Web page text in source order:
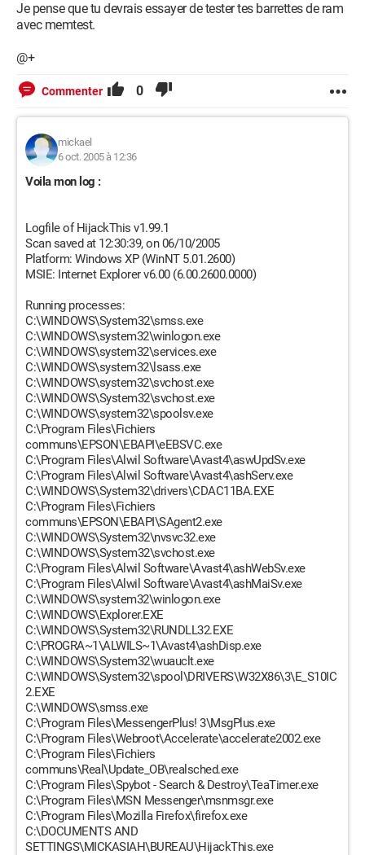
Je pense que tu devrais essayer de tester tes barrettes de ram
avec memtest.
@+
Commenter 0
mickael
6 oct. 2005 à 12:36
Voila mon log :
Logfile of HijackThis v1.99.1
Scan saved at 12:30:39, on 06/10/2005
Platform: Windows XP (WinNT 5.01.2600)
MSIE: Internet Explorer v6.00 (6.00.2600.0000)
Running processes:
C:\WINDOWS\System32\smss.exe
C:\WINDOWS\system32\winlogon.exe
C:\WINDOWS\system32\services.exe
C:\WINDOWS\system32\lsass.exe
C:\WINDOWS\system32\svchost.exe
C:\WINDOWS\System32\svchost.exe
C:\WINDOWS\system32\spoolsv.exe
C:\Program Files\Fichiers
communs\EPSON\EBAPI\eEBSVC.exe
C:\Program Files\Alwil Software\Avast4\aswUpdSv.exe
C:\Program Files\Alwil Software\Avast4\ashServ.exe
C:\WINDOWS\System32\drivers\CDAC11BA.EXE
C:\Program Files\Fichiers
communs\EPSON\EBAPI\SAgent2.exe
C:\WINDOWS\System32\nvsvc32.exe
C:\WINDOWS\System32\svchost.exe
C:\Program Files\Alwil Software\Avast4\ashWebSv.exe
C:\Program Files\Alwil Software\Avast4\ashMaiSv.exe
C:\WINDOWS\system32\winlogon.exe
C:\WINDOWS\Explorer.EXE
C:\WINDOWS\System32\RUNDLL32.EXE
C:\PROGRA~1\ALWILS~1\Avast4\ashDisp.exe
C:\WINDOWS\System32\wuauclt.exe
C:\WINDOWS\System32\spool\DRIVERS\W32X86\3\E_S10IC
2.EXE
C:\WINDOWS\smss.exe
C:\Program Files\MessengerPlus! 3\MsgPlus.exe
C:\Program Files\Webroot\Accelerate\accelerate2002.exe
C:\Program Files\Fichiers
communs\Real\Update_OB\realsched.exe
C:\Program Files\Spybot - Search & Destroy\TeaTimer.exe
C:\Program Files\MSN Messenger\msnmsgr.exe
C:\Program Files\Mozilla Firefox\firefox.exe
C:\DOCUMENTS AND
SETTINGS\MICKASIAH\BUREAU\HijackThis.exe